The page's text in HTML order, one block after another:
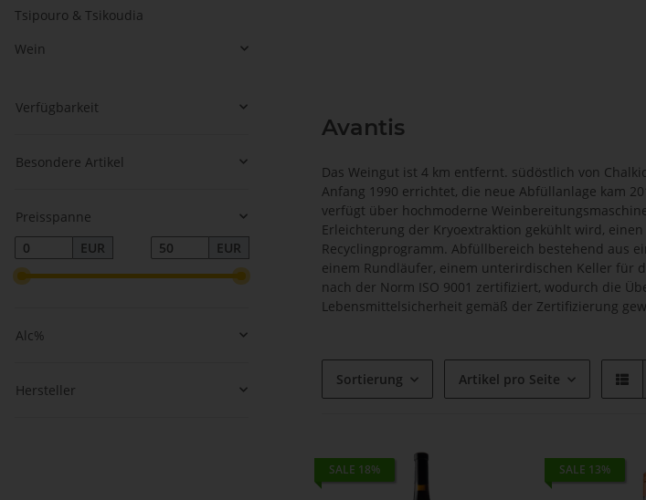
Avantis
Das Weingut ist 4 km entfernt. südöstlich von
Anfang 1990 errichtet, die neue Abfüllanlage kam
verfügt über hochmoderne
Erleichterung der Kryoextraktion gekühlt wird,
Recyclingprogramm. Abfüllbereich bestehend aus
einem Rundläufer, einem unterirdischen Keller für
nach der Norm ISO 9001 zertifiziert, wodurch die
Lebensmittelsicherheit gemäß der Zertifizierung
Sortierung Artikel pro Seite
SALE 18% SALE 13%
Tsipouro & Tsikoudia
Wein
Verfügbarkeit
Besondere Artikel
Preisspanne
EUR
EUR
Alc%
Hersteller